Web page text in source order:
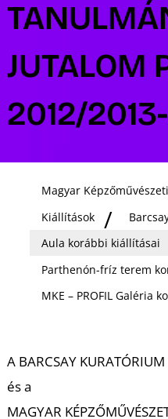
JUTALOM
2012/
Magyar
Kiállítások
Aula korábbi kiállításai
Parthenón-fríz terem
MKE – PROFIL Galéria
A BARCSAY KURATÓRIUM
és a
MAGYAR